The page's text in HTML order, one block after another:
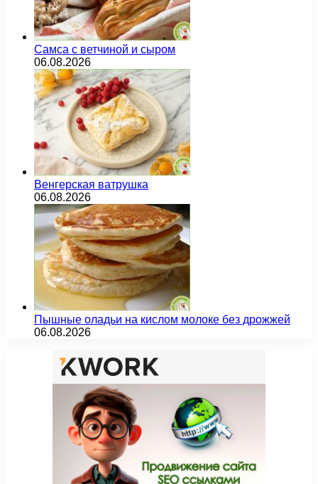
Самса с ветчиной и сыром
06.08.2026
Венгерская ватрушка
06.08.2026
Пышные оладьи на кислом молоке без дрожжей
06.08.2026